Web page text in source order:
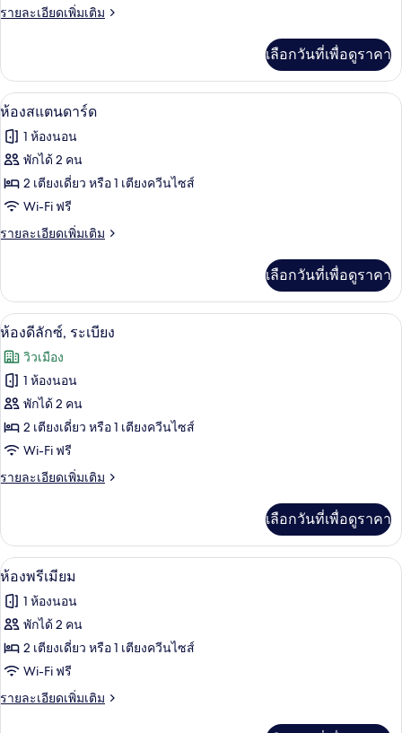
คลาส
รายละเอียดเพิ่มเติม
ราย
เกี่ยว
กับ
ห้อง
สิก
เลือกวันที่เพื่อดูราคา
เปิด
ภาพถ่าย
ทั้งหมด
ของ
ห้อง
สแตนดาร์ด
ห้องสแตนดาร์ด | มินิบาร์, ตู้นิรภัยในห้
20
ห้องสแตนดาร์ด
1 ห้องนอน
พักได้ 2 คน
2 เตียงเดี่ยว หรือ 1 เตียงควีนไซส์
Wi-Fi ฟรี
รายละเอียดเพิ่มเติม
ราย
เกี่ยว
กับ
ห้อง
เลือกวันที่เพื่อดูราคา
เปิด
ภาพถ่าย
ทั้งหมด
ของ
ห้อง
ดี
ลัก
ระเบียง
ห้องดีลักซ์, ระเบียง | มินิบาร์, ตู้นิรภัย
10
ห้องดีลักซ์, ระเบียง
วิวเมือง
1 ห้องนอน
พักได้ 2 คน
2 เตียงเดี่ยว หรือ 1 เตียงควีนไซส์
Wi-Fi ฟรี
รายละเอียดเพิ่มเติม
ราย
เกี่ยว
กับ
ห้อง
ลัก
ซ์,
เลือกวันที่เพื่อดูราคา
เปิด
ภาพถ่าย
ทั้งหมด
ของ
ห้อง
พรีเมียม
ห้องพรีเมียม | มินิบาร์, ตู้นิรภัยในห้อง
4
ห้องพรีเมียม
1 ห้องนอน
พักได้ 2 คน
2 เตียงเดี่ยว หรือ 1 เตียงควีนไซส์
Wi-Fi ฟรี
รายละเอียดเพิ่มเติม
ราย